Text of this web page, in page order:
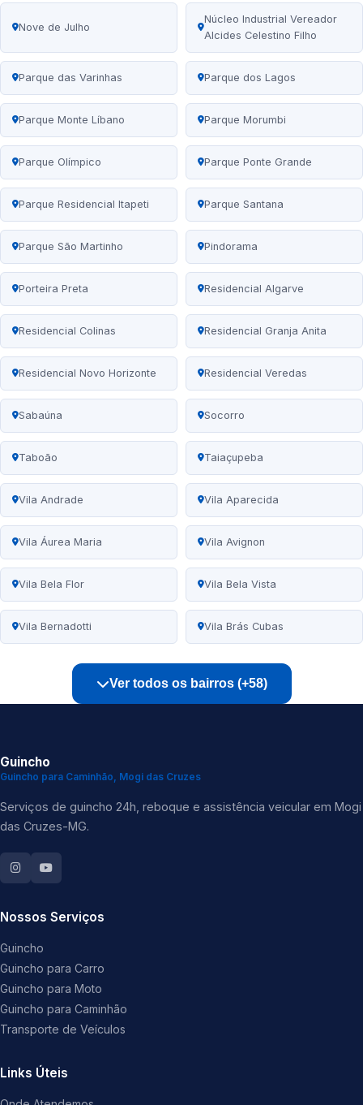
Nove de Julho
Núcleo Industrial Vereador
Alcides Celestino Filho
Parque das Varinhas Parque dos Lagos
Parque Monte Líbano Parque Morumbi
Parque Olímpico Parque Ponte Grande
Parque Residencial Itapeti Parque Santana
Parque São Martinho Pindorama
Porteira Preta Residencial Algarve
Residencial Colinas Residencial Granja Anita
Residencial Novo Horizonte Residencial Veredas
Sabaúna Socorro
Taboão Taiaçupeba
Vila Andrade Vila Aparecida
Vila Áurea Maria Vila Avignon
Vila Bela Flor Vila Bela Vista
Vila Bernadotti Vila Brás Cubas
Ver todos os bairros (+58)
Guincho
Guincho para Caminhão, Mogi das Cruzes
Serviços de guincho 24h, reboque e assistência veicular em Mogi
das Cruzes-MG.
Nossos Serviços
Guincho
Guincho para Carro
Guincho para Moto
Guincho para Caminhão
Transporte de Veículos
Links Úteis